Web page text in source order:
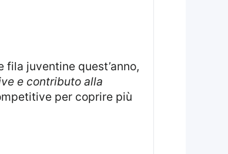
juventine quest’anno,
e contributo alla
per coprire più